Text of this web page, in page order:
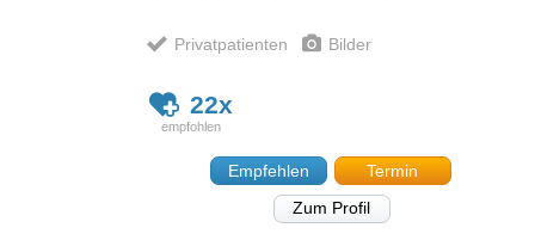
Privatpatienten Bilder
22x
Empfehlen
Termin
Zum Profil